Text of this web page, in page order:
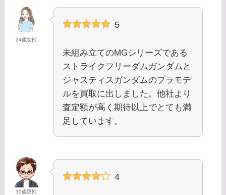
24歳女性
5
未組み立てのMGシリーズである
ストライクフリーダムガンダムと
ジャスティスガンダムのプラモデ
ルを買取に出しました。他社より
査定額が高く期待以上でとても満
足しています。
30歳男性
4